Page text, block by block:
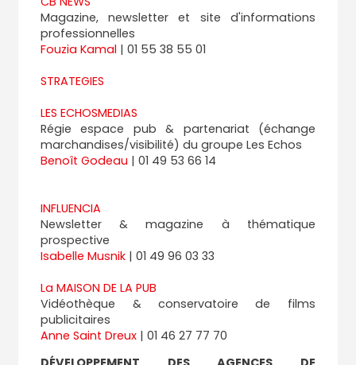
Magazine, newsletter et site d'informations
professionnelles
Fouzia Kamal | 01 55 38 55 01
STRATEGIES
LES ECHOSMEDIAS
Régie espace pub & partenariat (échange
marchandises/visibilité) du groupe Les Echos
Benoît Godeau | 01 49 53 66 14
INFLUENCIA
Newsletter & magazine à thématique
prospective
Isabelle Musnik | 01 49 96 03 33
La MAISON DE LA PUB
Vidéothèque & conservatoire de films
publicitaires
Anne Saint Dreux | 01 46 27 77 70